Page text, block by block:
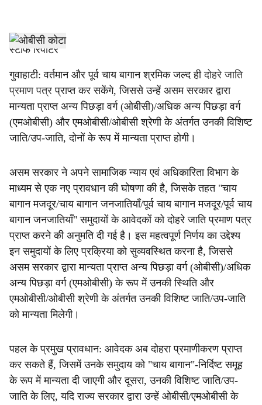
h
a
r
e
स्टाफ रिपोर्टर
गुवाहाटी: वर्तमान और पूर्व चाय बागान श्रमिक जल्द हीदोहरे जाति
प्रमाण पत्र प्राप्त कर सकेंगे, जिससे उन्हें असम सरकार द्वारा
मान्यता प्राप्त अन्य पिछड़ा वर्ग (ओबीसी)/अधिक अन्य पिछड़ा वर्ग
(एमओबीसी) और एमओबीसी/ओबीसी श्रेणी के अंतर्गत उनकी विशिष्ट
जाति/उप-जाति, दोनों के रूप में मान्यता प्राप्त होगी।
असम सरकार ने अपने सामाजिक न्याय एवं अधिकारिता विभाग के
माध्यम से एक नए प्रावधान की घोषणा की है, जिसके तहत "चाय
बागान मजदूर/चाय बागान जनजातियाँ/पूर्व चाय बागान मजदूर/पूर्व चाय
बागान जनजातियाँ" समुदायों के आवेदकों को दोहरे जाति प्रमाण पत्र
प्राप्त करने की अनुमति दी गई है। इस महत्वपूर्ण निर्णय का उद्देश्य
इन समुदायों के लिए प्रक्रिया को सुव्यवस्थित करना है, जिससे
असम सरकार द्वारा मान्यता प्राप्त अन्य पिछड़ा वर्ग (ओबीसी)/अधिक
अन्य पिछड़ा वर्ग (एमओबीसी) के रूप में उनकी स्थिति और
एमओबीसी/ओबीसी श्रेणी के अंतर्गत उनकी विशिष्ट जाति/उप-जाति
को मान्यता मिलेगी।
पहल के प्रमुख प्रावधान: आवेदक अब दोहरा प्रमाणीकरण प्राप्त
कर सकते हैं, जिसमें उनके समुदाय को "चाय बागान"-निर्दिष्ट समूह
के रूप में मान्यता दी जाएगी और दूसरा, उनकी विशिष्ट जाति/उप-
जाति के लिए, यदि राज्य सरकार द्वारा उन्हें ओबीसी/एमओबीसी के